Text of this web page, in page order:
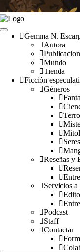
Gemma N.
Autora
Mundo
Tienda
Ficción
Géneros
Reseñas y
Servicios a
Podcast
Staff
Contactar